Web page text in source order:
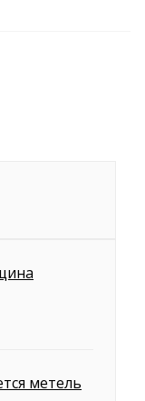
метель